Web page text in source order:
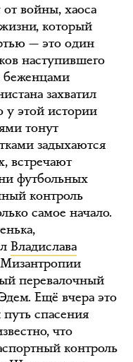
войны, хаоса
который
— это один
наступившего
беженцами
захватил
у этой истории
тонут
задыхаются
встречают
футбольных
контроль
самое начало.
Владислава
Мизантропии
перевалочный
Ещё вчера это
спасения
что
контроль